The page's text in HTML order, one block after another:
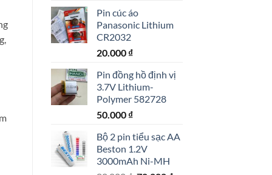
5 sao
Pin cúc áo
Panasonic Lithium
CR2032
20.000 ₫
Pin đồng hồ định vị
3.7V Lithium-
Polymer 582728
50.000 ₫
Bộ 2 pin tiểu sạc AA
Beston 1.2V
3000mAh Ni-MH
– Made in Germany số lượng